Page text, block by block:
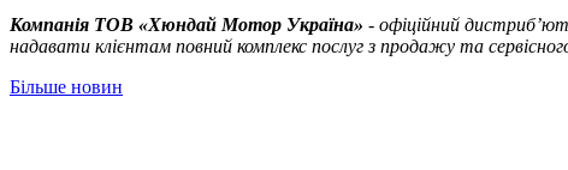
Компанія ТOВ «Хюндай Мотор Україна» - офіційний
надавати клієнтам повний комплекс послуг з продажу та
Більше новин